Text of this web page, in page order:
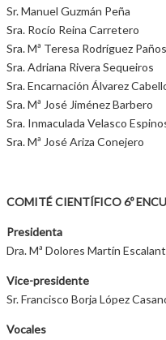
Sr. Manuel Guzmán Peña
Sra. Rocío Reina Carretero
Sra. Mª Teresa Rodríguez Paños
Sra. Adriana Rivera Sequeiros
Sra. Encarnación Álvarez
Sra. Mª José Jiménez Barbero
Sra. Inmaculada Velasco
Sra. Mª José Ariza Conejero
COMITÉ CIENTÍFICO 6º
Presidenta
Dra. Mª Dolores Martín
Vice-presidente
Sr. Francisco Borja López
Vocales